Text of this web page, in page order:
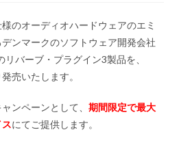
のオーディオハードウェアのエミ
ンマークのソフトウェア開発会社
リバーブ・プラグイン3製品を、
売いたします。
ンペーンとして、期間限定で最大
にてご提供します。